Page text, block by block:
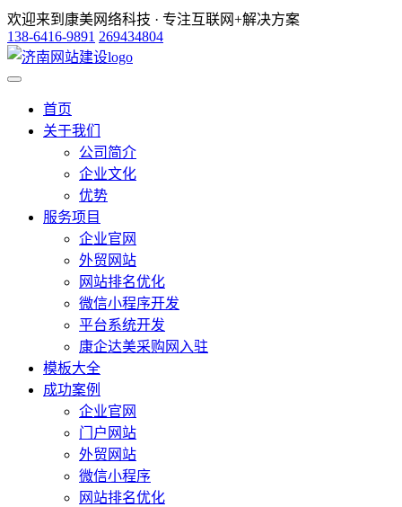
欢迎来到康美网络科技 · 专注互联网+解决方案
138-6416-9891 269434804
首页
关于我们
公司简介
企业文化
优势
服务项目
企业官网
外贸网站
网站排名优化
微信小程序开发
平台系统开发
康企达美采购网入驻
模板大全
成功案例
企业官网
门户网站
外贸网站
微信小程序
网站排名优化